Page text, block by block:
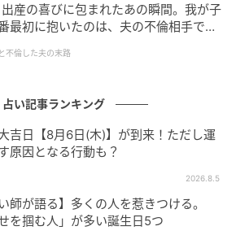
の山羊座さん
本物志向の現実主義者」
重ね、専門分野が確立され、管
会的責任を担うようになる50代以
産の喜びに包まれたあの瞬間。我が子
最初に抱いたのは、夫の不倫相手でし
不倫した夫の末路
占い記事ランキング
吉日【8月6日(木)】が到来！ただし運
原因となる行動も？
2026.8.5
い師が語る】多くの人を惹きつける。
せを掴む人」が多い誕生日5つ